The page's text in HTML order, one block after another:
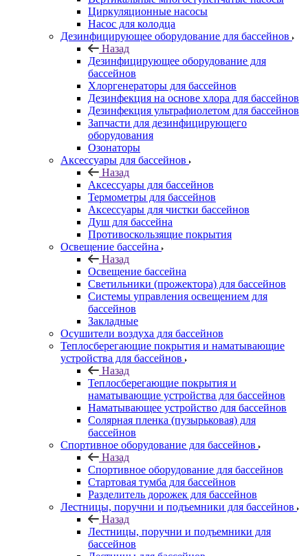
Циркуляционные насосы
Насос для колодца
Дезинфицирующее оборудование для бассейнов
Назад
Дезинфицирующее оборудование для
бассейнов
Хлоргенераторы для бассейнов
Дезинфекция на основе хлора для бассейнов
Дезинфекция ультрафиолетом для бассейнов
Запчасти для дезинфицирующего
оборудования
Озонаторы
Аксессуары для бассейнов
Назад
Аксессуары для бассейнов
Термометры для бассейнов
Аксессуары для чистки бассейнов
Душ для бассейна
Противоскользящие покрытия
Освещение бассейна
Назад
Освещение бассейна
Светильники (прожектора) для бассейнов
Системы управления освещением для
бассейнов
Закладные
Осушители воздуха для бассейнов
Теплосберегающие покрытия и наматывающие
устройства для бассейнов
Назад
Теплосберегающие покрытия и
наматывающие устройства для бассейнов
Наматывающее устройство для бассейнов
Солярная пленка (пузырьковая) для
бассейнов
Спортивное оборудование для бассейнов
Назад
Спортивное оборудование для бассейнов
Стартовая тумба для бассейнов
Разделитель дорожек для бассейнов
Лестницы, поручни и подъемники для бассейнов
Назад
Лестницы, поручни и подъемники для
бассейнов